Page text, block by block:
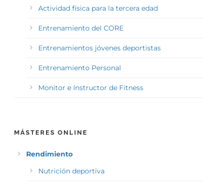
Actividad física para la tercera edad
Entrenamiento del CORE
Entrenamientos jóvenes deportistas
Entrenamiento Personal
Monitor e Instructor de Fitness
MÁSTERES ONLINE
Rendimiento
Nutrición deportiva